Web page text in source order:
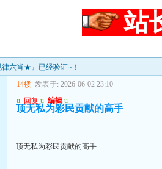
站
六肖★』已经验证~！
14楼 发表于: 2026-06-02 23:10 ---
u 回复 u 编辑 u
顶无私为彩民贡献的高手
顶无私为彩民贡献的高手